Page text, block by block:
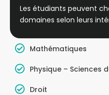
Les étudiants peuvent
domaines selon leurs
Mathématiques
Physique – Sciences
Droit